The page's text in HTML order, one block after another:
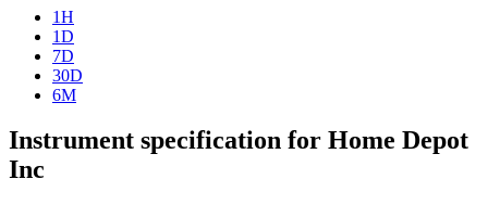
1H
1D
7D
30D
6M
Instrument specification for Home Depot
Inc